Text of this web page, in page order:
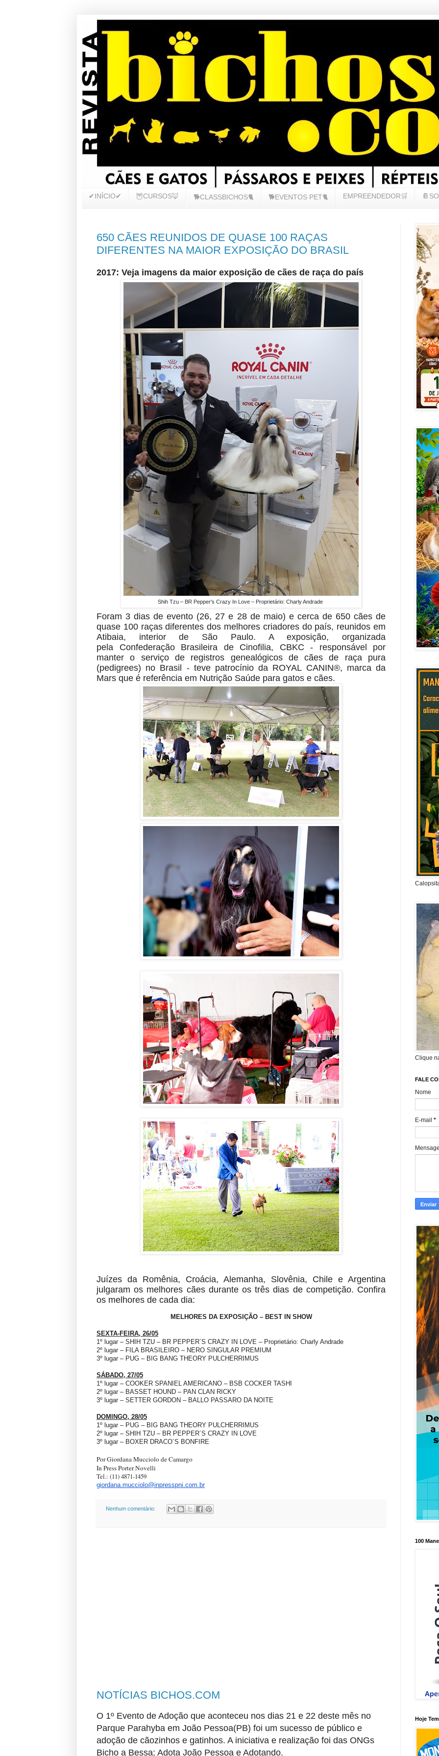
✔INÍCIO✔ 🦉CURSOS🦊 🐕CLASSBICHOS🐈 🐕EVENTOS PET🐈 EMPREENDEDOR🛒
650 CÃES REUNIDOS DE QUASE 100 RAÇAS
DIFERENTES NA MAIOR EXPOSIÇÃO DO BRASIL
2017: Veja imagens da maior exposição de cães de raça do país
Shih Tzu – BR Pepper's Crazy In Love – Proprietário: Charly Andrade
Foram 3 dias de evento (26, 27 e 28 de maio) e cerca de 650 cães de
quase 100 raças diferentes dos melhores criadores do país, reunidos em
Atibaia, interior de São Paulo. A exposição, organizada
pela Confederação Brasileira de Cinofilia, CBKC - responsável por
manter o serviço de registros genealógicos de cães de raça pura
(pedigrees) no Brasil - teve patrocínio da ROYAL CANIN®, marca da
Mars que é referência em Nutrição Saúde para gatos e cães.
Juízes da Romênia, Croácia, Alemanha, Slovênia, Chile e Argentina
julgaram os melhores cães durante os três dias de competição. Confira
os melhores de cada dia:
MELHORES DA EXPOSIÇÃO – BEST IN SHOW
SEXTA-FEIRA, 26/05
1º lugar – SHIH TZU – BR PEPPER´S CRAZY IN LOVE – Proprietário: Charly Andrade
2º lugar – FILA BRASILEIRO – NERO SINGULAR PREMIUM
3º lugar – PUG – BIG BANG THEORY PULCHERRIMUS
SÁBADO, 27/05
1º lugar – COOKER SPANIEL AMERICANO – BSB COCKER TASHI
2º lugar – BASSET HOUND – PAN CLAN RICKY
3º lugar – SETTER GORDON – BALLO PASSARO DA NOITE
DOMINGO, 28/05
1º lugar – PUG – BIG BANG THEORY PULCHERRIMUS
2º lugar – SHIH TZU – BR PEPPER´S CRAZY IN LOVE
3º lugar – BOXER DRACO´S BONFIRE
Por Giordana Mucciolo de Camargo
In Press Porter Novelli
Tel.: (11) 4871-1459
giordana.mucciolo@inpresspni.com.br
Nenhum comentário:
NOTÍCIAS BICHOS.COM
O 1º Evento de Adoção que aconteceu nos dias 21 e 22 deste mês no
Parque Parahyba em João Pessoa(PB) foi um sucesso de público e
adoção de cãozinhos e gatinhos. A iniciativa e realização foi das ONGs
Bicho a Bessa; Adota João Pessoa e Adotando.
Clique
FALE
Nome
E-mail *
100
Hoje